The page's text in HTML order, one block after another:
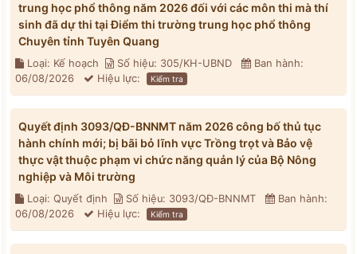
trung học phổ thông năm 2026 đối với các môn thi mà thí
sinh đã dự thi tại Điểm thi trường trung học phổ thông
Chuyên tỉnh Tuyên Quang
Loại: Kế hoạch Số hiệu: 305/KH-UBND
Ban hành:
06/08/2026
Hiệu lực: Kiểm tra
Quyết định 3093/QĐ-BNNMT năm 2026 công bố thủ tục
hành chính mới; bị bãi bỏ lĩnh vực Trồng trọt và Bảo vệ
thực vật thuộc phạm vi chức năng quản lý của Bộ Nông
nghiệp và Môi trường
Loại: Quyết định Số hiệu: 3093/QĐ-BNNMT
Ban hành:
06/08/2026
Hiệu lực: Kiểm tra